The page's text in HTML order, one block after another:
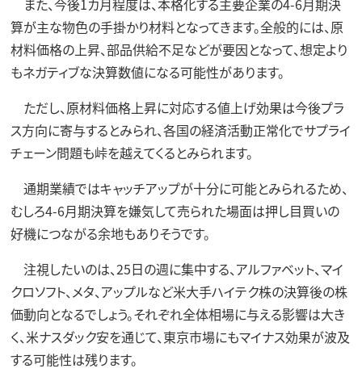
算が主な物色の手掛かり材料となってきます。全般的には、原
材料価格の上昇、部品供給不足などが要因となって、想定より
もネガティブな決算数値になる可能性があります。
ただし、原材料価格上昇に対応する値上げ効果は今後プラ
ス方向に寄与するとみられ、各国の経済活動正常化でサプライ
チェーン問題も峠を越えてくるとみられます。
通期業績ではキャッチアップが十分に可能とみられるため、
むしろ4-6月期決算を嫌気して売られた場面は押し目買いの
好機につながる余地もありそうです。
注視したいのは、25日の週に集中する、アルファベット、マイ
クロソフト、メタ、アップルなど米大手ハイテク株の決算後の株
価動向となるでしょう。それぞれ全体相場に与える影響は大き
く、米ナスダック安を通じて、東京市場にもマイナス効果が波及
する可能性は残ります。